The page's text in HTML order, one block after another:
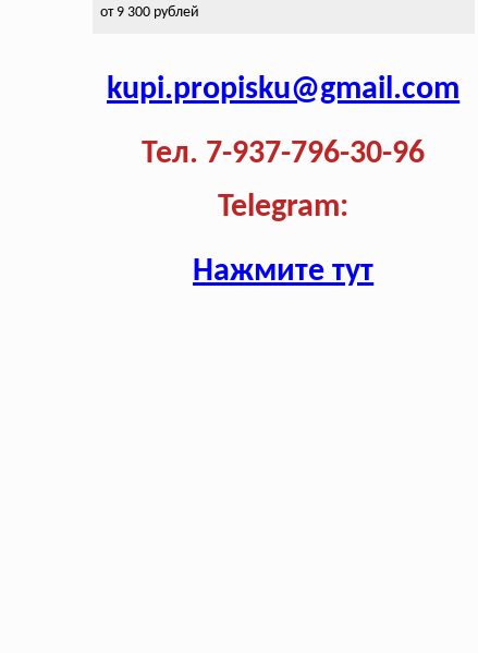
от 9 300 рублей
kupi.propisku@gmail.com
Тел. 7-937-796-30-96
Telegram:
Нажмите тут